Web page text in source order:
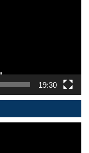
19:30